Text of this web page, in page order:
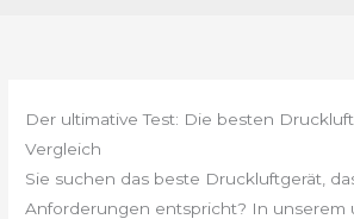
Der ultimative Test: Die besten
Vergleich
Sie suchen das beste Druckluftgerät,
Anforderungen entspricht? In unserem